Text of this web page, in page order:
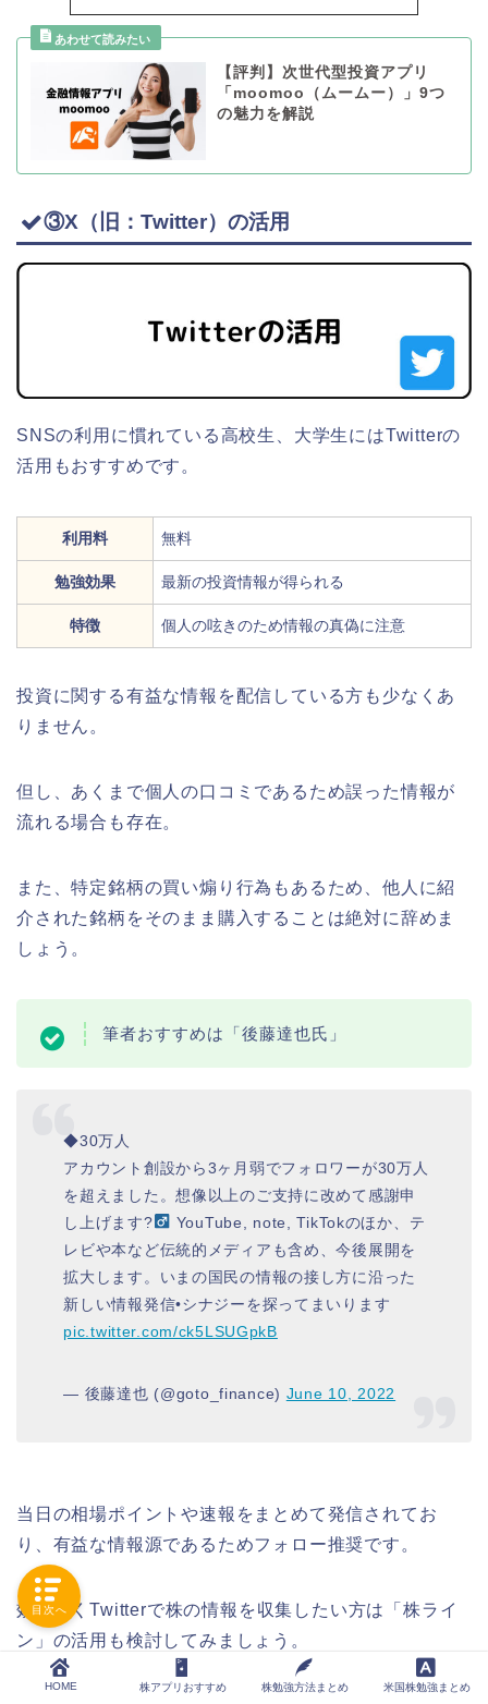
【評判】次世代型投資アプリ
「moomoo（ムームー）」9つ
の魅力を解説
③X（旧：Twitter）の活用
SNSの利用に慣れている高校生、大学生にはTwitterの
活用もおすすめです。
利用料 無料
勉強効果 最新の投資情報が得られる
特徴 個人の呟きのため情報の真偽に注意
投資に関する有益な情報を配信している方も少なくあ
りません。
但し、あくまで個人の口コミであるため誤った情報が
流れる場合も存在。
また、特定銘柄の買い煽り行為もあるため、他人に紹
介された銘柄をそのまま購入することは絶対に辞めま
しょう。
筆者おすすめは「後藤達也氏」
◆30万人
アカウント創設から3ヶ月弱でフォロワーが30万人
を超えました。想像以上のご支持に改めて感謝申
し上げます?‍
YouTube, note, TikTokのほか、テ
レビや本など伝統的メディアも含め、今後展開を
拡大します。いまの国民の情報の接し方に沿った
新しい情報発信•シナジーを探ってまいります
pic.twitter.com/ck5LSUGpkB
— 後藤達也 (@goto_finance) June 10, 2022
当日の相場ポイントや速報をまとめて発信されてお
り、有益な情報源であるためフォロー推奨です。
効率良くTwitterで株の情報を収集したい方は「株ライ
ン」の活用も検討してみましょう。
HOME 株アプリおすすめ 株勉強方法まとめ 米国株勉強まとめ
目次へ